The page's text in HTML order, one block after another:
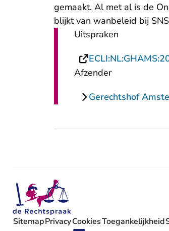
gemaakt. Al met al is de
blijkt van wanbeleid bij
Uitspraken
Afzender
Gerechtshof
SitemapPrivacyCookiesToegankelijkheid